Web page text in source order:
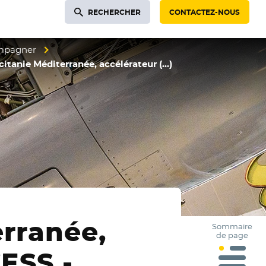
RECHERCHER CONTACTEZ-NOUS
Méditerranée, accélérateur (…)
Sommaire
de page